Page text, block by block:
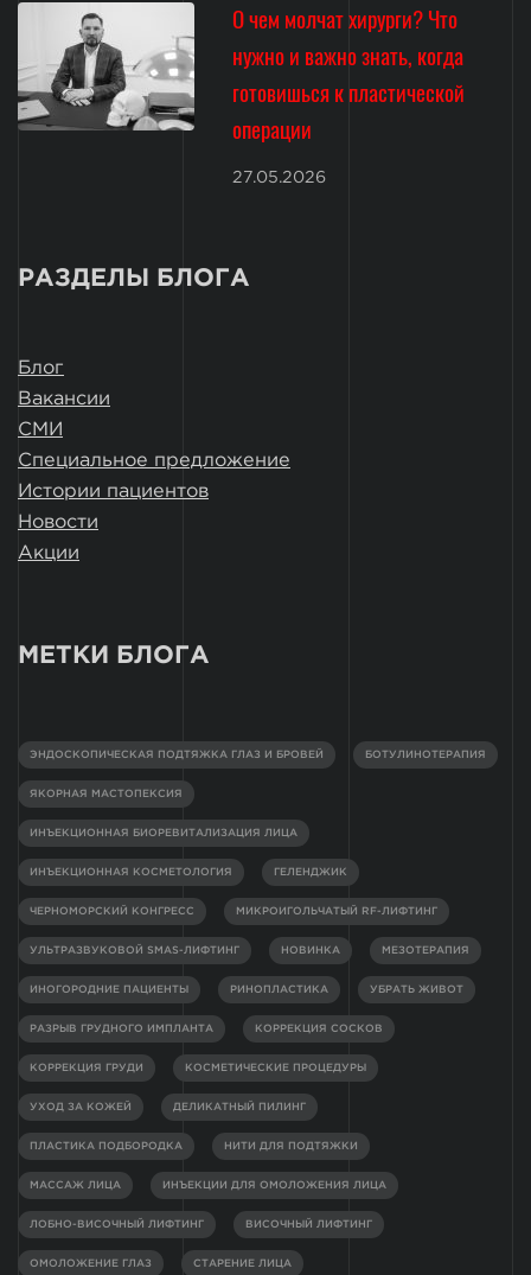
О чем молчат хирурги? Что
нужно и важно знать, когда
готовишься к пластической
операции
27.05.2026
РАЗДЕЛЫ БЛОГА
Блог
Вакансии
СМИ
Специальное предложение
Истории пациентов
Новости
Акции
МЕТКИ БЛОГА
ЭНДОСКОПИЧЕСКАЯ ПОДТЯЖКА ГЛАЗ И БРОВЕЙ БОТУЛИНОТЕРАПИЯ
ЯКОРНАЯ МАСТОПЕКСИЯ
ИНЪЕКЦИОННАЯ БИОРЕВИТАЛИЗАЦИЯ ЛИЦА
ИНЪЕКЦИОННАЯ КОСМЕТОЛОГИЯ ГЕЛЕНДЖИК
ЧЕРНОМОРСКИЙ КОНГРЕСС МИКРОИГОЛЬЧАТЫЙ RF-ЛИФТИНГ
УЛЬТРАЗВУКОВОЙ SMAS-ЛИФТИНГ НОВИНКА МЕЗОТЕРАПИЯ
ИНОГОРОДНИЕ ПАЦИЕНТЫ РИНОПЛАСТИКА УБРАТЬ ЖИВОТ
РАЗРЫВ ГРУДНОГО ИМПЛАНТА КОРРЕКЦИЯ СОСКОВ
КОРРЕКЦИЯ ГРУДИ КОСМЕТИЧЕСКИЕ ПРОЦЕДУРЫ
УХОД ЗА КОЖЕЙ ДЕЛИКАТНЫЙ ПИЛИНГ
ПЛАСТИКА ПОДБОРОДКА НИТИ ДЛЯ ПОДТЯЖКИ
МАССАЖ ЛИЦА ИНЪЕКЦИИ ДЛЯ ОМОЛОЖЕНИЯ ЛИЦА
ЛОБНО-ВИСОЧНЫЙ ЛИФТИНГ ВИСОЧНЫЙ ЛИФТИНГ
ОМОЛОЖЕНИЕ ГЛАЗ СТАРЕНИЕ ЛИЦА